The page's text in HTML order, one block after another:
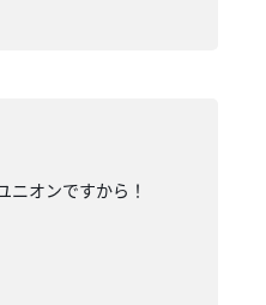
ニオンですから！